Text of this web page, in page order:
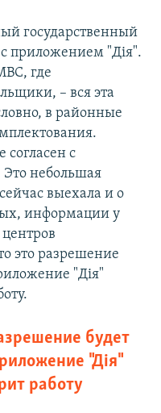
государственный
с приложением "Дiя".
где
– вся эта
в районные
согласен с
небольшая
выехала и о
информации у
это разрешение
"Дiя"
будет
"Дiя"
работу